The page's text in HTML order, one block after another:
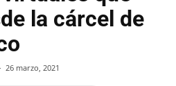
la cárcel de
26 marzo, 2021